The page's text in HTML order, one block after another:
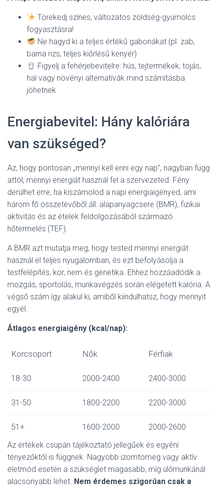
Törekedj színes, változatos zöldség-gyümölcs
fogyasztásra!
Ne hagyd ki a teljes értékű gabonákat (pl. zab,
barna rizs, teljes kiőrlésű kenyér)
Figyelj a fehérjebevitelre: hús, tejtermékek, tojás,
hal vagy növényi alternatívák mind számításba
jöhetnek
Energiabevitel: Hány kalóriára
van szükséged?
Az, hogy pontosan „mennyi kell enni egy nap”, nagyban függ
attól, mennyi energiát használ fel a szervezeted. Fény
derülhet erre, ha kiszámolod a napi energiaigényed, ami
három fő összetevőből áll: alapanyagcsere (BMR), fizikai
aktivitás és az ételek feldolgozásából származó
hőtermelés (TEF).
A BMR azt mutatja meg, hogy tested mennyi energiát
használ el teljes nyugalomban, és ezt befolyásolja a
testfelépítés, kor, nem és genetika. Ehhez hozzáadódik a
mozgás, sportolás, munkavégzés során elégetett kalória. A
végső szám így alakul ki, amiből kiindulhatsz, hogy mennyit
egyél.
Átlagos energiaigény (kcal/nap):
Korcsoport Nők Férfiak
18-30 2000-2400 2400-3000
31-50 1800-2200 2200-3000
51+ 1600-2000
2000-2600
Az értékek csupán tájékoztató jellegűek és egyéni
tényezőktől is függnek. Nagyobb izomtömeg vagy aktív
életmód esetén a szükséglet magasabb, míg ülőmunkánál
alacsonyabb lehet. Nem érdemes szigorúan csak a